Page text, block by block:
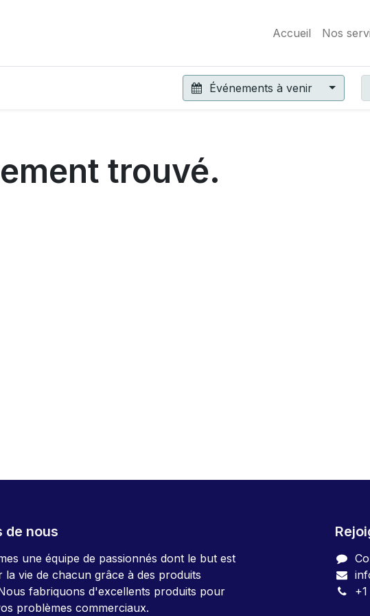
Accueil Nos
Événements à venir
trouvé.
de nous
une équipe de passionnés dont le but est
la vie de chacun grâce à des produits
fabriquons d'excellents produits pour
problèmes commerciaux.